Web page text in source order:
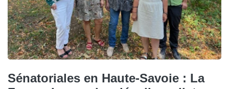
Sénatoriales en Haute-Savoie : La